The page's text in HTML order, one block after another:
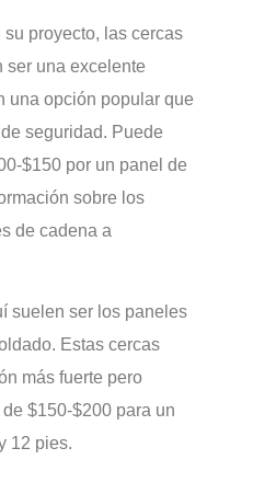
proyecto, las cercas
ser una excelente
una opción popular que
seguridad. Puede
$150 por un panel de
sobre los
de cadena a
suelen ser los paneles
Estas cercas
más fuerte pero
$150-$200 para un
12 pies.